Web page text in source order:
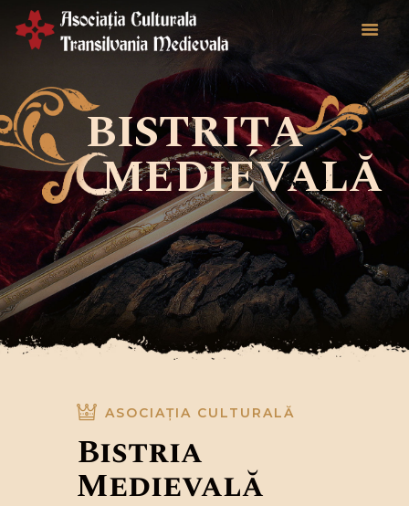
EVENIMENTE
CIMPOIERII DIN
TRANSILVANIA
TURISM MEDIEVAL
NOUTĂȚI
CONTACT
BISTRIȚA
MEDIEVALĂ
ASOCIAȚIA CULTURALĂ
Bistrița
Medievală